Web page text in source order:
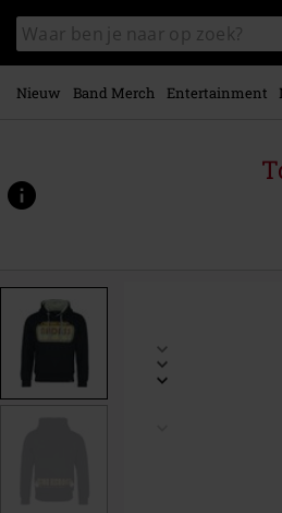
naar
hoofdinhoud
Zoek
in
catalogus
Nieuw Band Merch Entertainment
www.large.be/p/badass-
574056.html